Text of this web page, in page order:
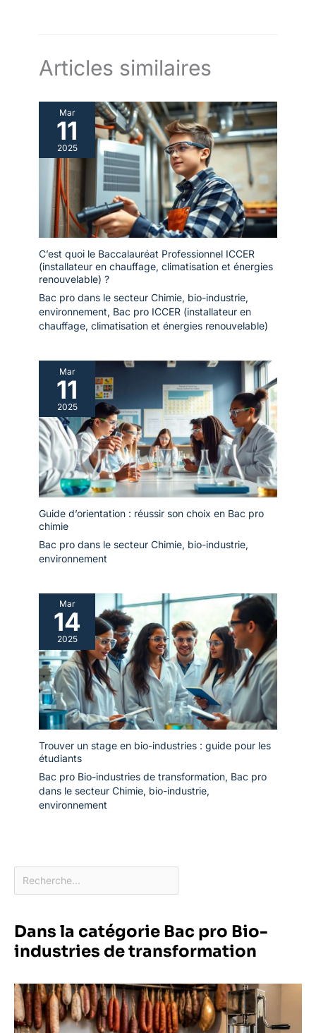
Articles similaires
Mar
11
2025
C’est quoi le Baccalauréat Professionnel ICCER
(installateur en chauffage, climatisation et énergies
renouvelable) ?
Bac pro dans le secteur Chimie, bio-industrie,
environnement, Bac pro ICCER (installateur en
chauffage, climatisation et énergies renouvelable)
Mar
11
2025
Guide d’orientation : réussir son choix en Bac pro
chimie
Bac pro dans le secteur Chimie, bio-industrie,
environnement
Mar
14
2025
Trouver un stage en bio-industries : guide pour les
étudiants
Bac pro Bio-industries de transformation, Bac pro
dans le secteur Chimie, bio-industrie,
environnement
Dans la catégorie Bac pro Bio-
industries de transformation